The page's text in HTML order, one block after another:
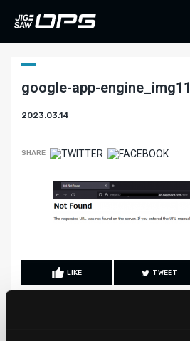
google-app-engine_img11
2023.03.14
SHARE
LIKE TWEET